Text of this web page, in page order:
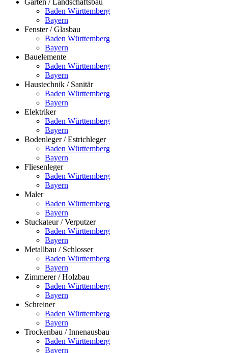
Garten / Landschaftsbau
Baden Württemberg
Bayern
Fenster / Glasbau
Baden Württemberg
Bayern
Bauelemente
Baden Württemberg
Bayern
Haustechnik / Sanitär
Baden Württemberg
Bayern
Elektriker
Baden Württemberg
Bayern
Bodenleger / Estrichleger
Baden Württemberg
Bayern
Fliesenleger
Baden Württemberg
Bayern
Maler
Baden Württemberg
Bayern
Stuckateur / Verputzer
Baden Württemberg
Bayern
Metallbau / Schlosser
Baden Württemberg
Bayern
Zimmerer / Holzbau
Baden Württemberg
Bayern
Schreiner
Baden Württemberg
Bayern
Trockenbau / Innenausbau
Baden Württemberg
Bayern